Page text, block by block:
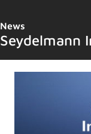
News
Seydelmann